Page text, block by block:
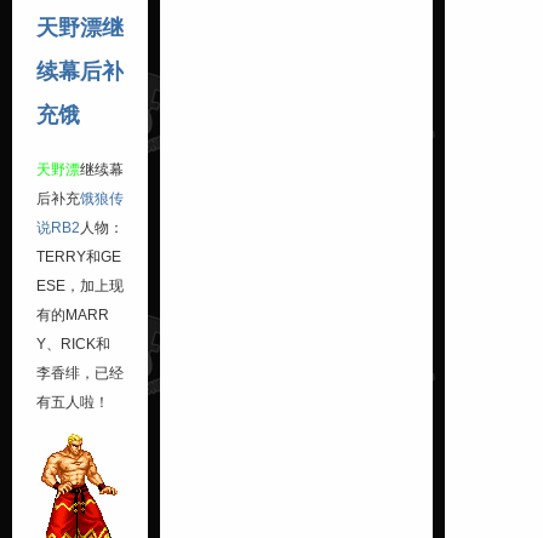
天野漂继
续幕后补
充饿
天野漂继续幕
后补充饿狼传
说RB2 人物：
TERRY和GE
ESE，加上现
有的MARR
Y、RICK和
李香绯，已经
有五人啦！